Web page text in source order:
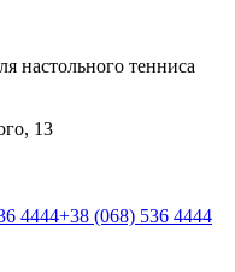
настольного тенниса
13
4444+38 (068) 536 4444